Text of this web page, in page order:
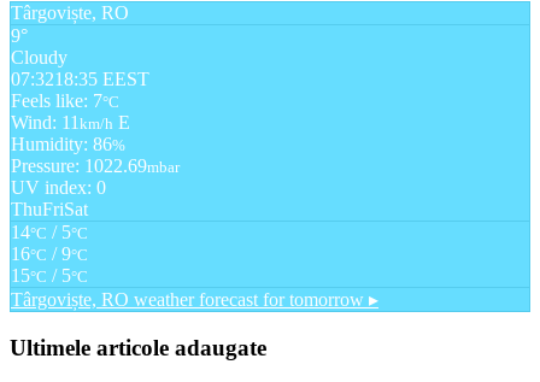
Târgoviște, RO
9°
Cloudy
07:3218:35 EEST
Feels like: 7°C
Wind: 11 km/h E
Humidity: 86%
Pressure: 1022.69mbar
UV index: 0
ThuFriSat
14°C / 5°C
16°C / 9°C
15°C / 5°C
Târgoviște, RO weather forecast for tomorrow ▸
Ultimele articole adaugate